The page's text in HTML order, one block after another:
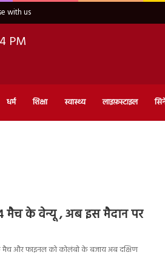
with us
PM
धर्म शिक्षा स्वास्थ्य लाइफ़स्टाइल
के वेन्यू , अब इस मैदान पर
मैच और फाइनल को कोलंबो के बजाय अब दक्षिण